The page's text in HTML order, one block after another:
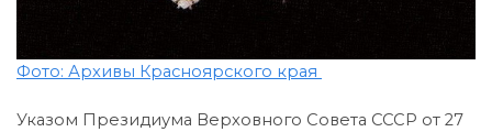
Фото: Архивы Красноярского края
Указом Президиума Верховного Совета СССР от 27